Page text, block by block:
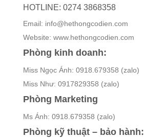
HOTLINE: 0274 3868358
Email: info@hethongcodien.com
Website: www.hethongcodien.com
Phòng kinh doanh:
Miss Ngọc Ánh: 0918.679358 (zalo)
Miss Như: 0917829358 (zalo)
Phòng Marketing
Ms Ánh: 0918.679358 (zalo)
Phòng kỹ thuật – bảo hành: